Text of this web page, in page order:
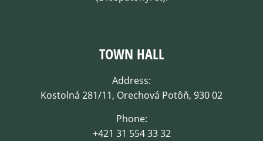
TOWN HALL
Address:
Kostolná 281/11, Orechová Potôň, 930 02
Phone:
+421 31 554 33 32